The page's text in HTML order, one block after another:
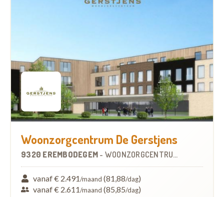
Woonzorgcentrum De Gerstjens
9320 EREMBODEGEM - WOONZORGCENTRUM (WZC)
vanaf € 2.491/maand (81,88/dag)
vanaf € 2.611/maand (85,85/dag)